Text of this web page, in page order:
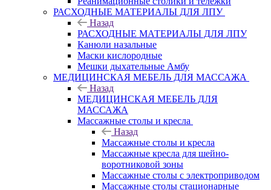
РАСХОДНЫЕ МАТЕРИАЛЫ ДЛЯ ЛПУ
Назад
РАСХОДНЫЕ МАТЕРИАЛЫ ДЛЯ ЛПУ
Канюли назальные
Маски кислородные
Мешки дыхательные Амбу
МЕДИЦИНСКАЯ МЕБЕЛЬ ДЛЯ МАССАЖА
Назад
МЕДИЦИНСКАЯ МЕБЕЛЬ ДЛЯ
МАССАЖА
Массажные столы и кресла
Назад
Массажные столы и кресла
Массажные кресла для шейно-
воротниковой зоны
Массажные столы с электроприводом
Массажные столы стационарные